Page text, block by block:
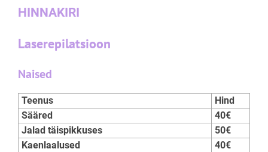
HINNAKIRI
Laserepilatsioon
Naised
Teenus
Hind
Sääred
40€
Jalad täispikkuses
50€
Kaenlaalused
40€